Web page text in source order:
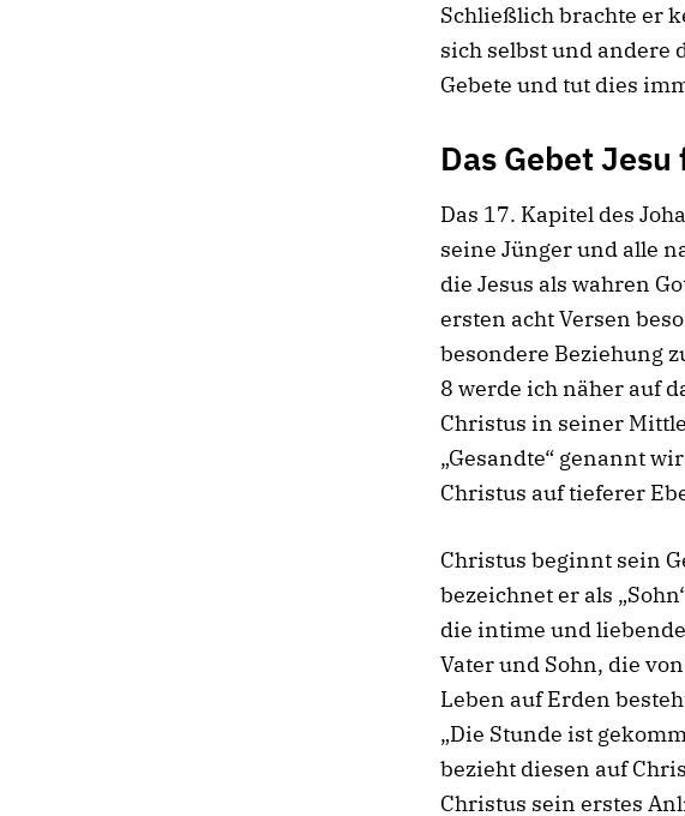
Schließlich brachte er
sich selbst und andere
Gebete und tut dies
Das Gebet
Das 17. Kapitel des
seine Jünger und alle
die Jesus als wahren
ersten acht Versen
besondere Beziehung
8 werde ich näher auf
Christus in seiner
„Gesandte“ genannt
Christus auf tieferer
Christus beginnt sein
bezeichnet er als
die intime und
Vater und Sohn, die
Leben auf Erden
„Die Stunde ist
bezieht diesen auf
Christus sein erstes